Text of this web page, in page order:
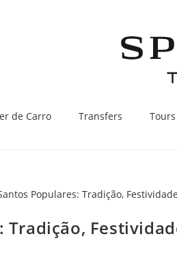
de Carro Transfers Tours
Tradição,